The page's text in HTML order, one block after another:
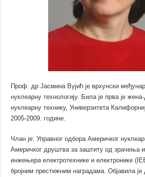
Проф. др Јасмина Вујић је врхунски
нуклеарну технологију. Била је прва је
нуклеарну технику, Универзитета
2005-2009. године.
Члан је: Управног одбора Америчког
Америчког друштва за заштиту од зрачења
инжењера електротехнике и електронике
бројним престижним наградама. Објавила